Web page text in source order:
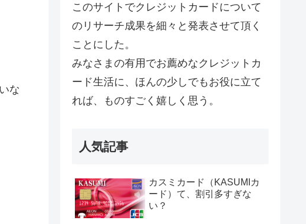
な
このサイトでクレジットカードについて
のリサーチ成果を細々と発表させて頂く
ことにした。
みなさまの有用でお薦めなクレジットカ
ード生活に、ほんの少しでもお役に立て
れば、ものすごく嬉しく思う。
人気記事
カスミカード（KASUMIカ
ード）て、割引多すぎな
い？